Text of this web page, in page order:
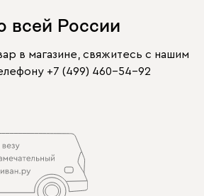
всей России
в магазине, свяжитесь с нашим
+7 (499) 460-54-92